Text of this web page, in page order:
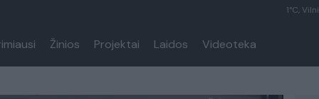
1°C,
Žinios Projektai Laidos Videoteka